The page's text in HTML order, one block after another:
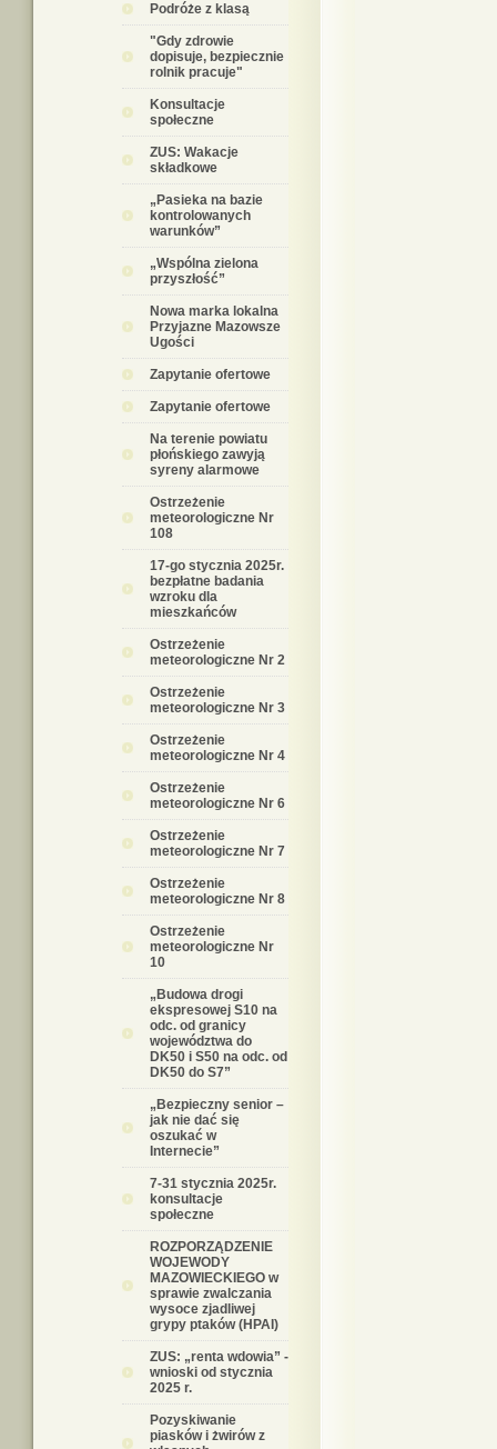
Podróże z klasą
"Gdy zdrowie
dopisuje, bezpiecznie
rolnik pracuje"
Konsultacje
społeczne
ZUS: Wakacje
składkowe
„Pasieka na bazie
kontrolowanych
warunków”
„Wspólna zielona
przyszłość”
Nowa marka lokalna
Przyjazne Mazowsze
Ugości
Zapytanie ofertowe
Zapytanie ofertowe
Na terenie powiatu
płońskiego zawyją
syreny alarmowe
Ostrzeżenie
meteorologiczne Nr
108
17-go stycznia 2025r.
bezpłatne badania
wzroku dla
mieszkańców
Ostrzeżenie
meteorologiczne Nr 2
Ostrzeżenie
meteorologiczne Nr 3
Ostrzeżenie
meteorologiczne Nr 4
Ostrzeżenie
meteorologiczne Nr 6
Ostrzeżenie
meteorologiczne Nr 7
Ostrzeżenie
meteorologiczne Nr 8
Ostrzeżenie
meteorologiczne Nr
10
„Budowa drogi
ekspresowej S10 na
odc. od granicy
województwa do
DK50 i S50 na odc. od
DK50 do S7”
„Bezpieczny senior –
jak nie dać się
oszukać w
Internecie”
7-31 stycznia 2025r.
konsultacje
społeczne
ROZPORZĄDZENIE
WOJEWODY
MAZOWIECKIEGO w
sprawie zwalczania
wysoce zjadliwej
grypy ptaków (HPAI)
ZUS: „renta wdowia” -
wnioski od stycznia
2025 r.
Pozyskiwanie
piasków i żwirów z